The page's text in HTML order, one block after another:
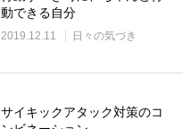
動できる自分
2019.12.11 日々の気づき
サイキックアタック対策のコ